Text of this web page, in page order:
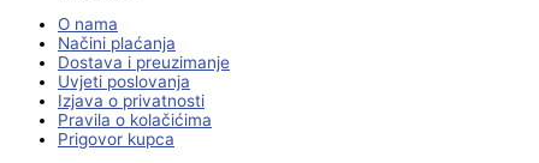
O nama
Načini plaćanja
Dostava i preuzimanje
Uvjeti poslovanja
Izjava o privatnosti
Pravila o kolačićima
Prigovor kupca